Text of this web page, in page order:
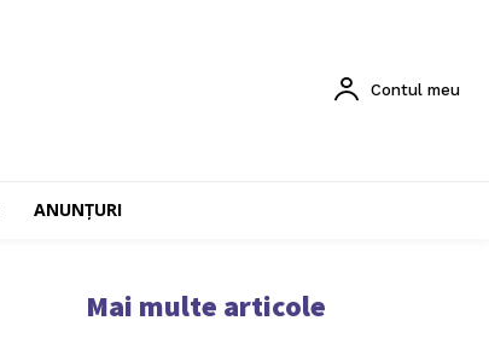
Contul meu
ANUNȚURI
Mai multe articole